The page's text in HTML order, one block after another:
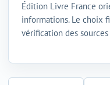
Édition Livre France
informations. Le choix
vérification des